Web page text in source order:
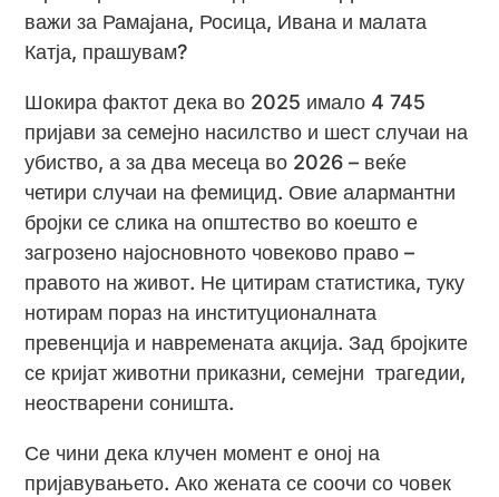
важи за Рамајана, Росица, Ивана и малата
Катја, прашувам?
Шокира фактот дека во 2025 имало 4 745
пријави за семејно насилство и шест случаи на
убиство, а за два месеца во 2026 – веќе
четири случаи на фемицид. Овие алармантни
бројки се слика на општество во коешто е
загрозено најосновното човеково право –
правото на живот. Не цитирам статистика, туку
нотирам пораз на институционалната
превенција и навремената акција. Зад бројките
се кријат животни приказни, семејни трагедии,
неостварени соништа.
Се чини дека клучен момент е оној на
пријавувањето. Ако жената се соочи со човек